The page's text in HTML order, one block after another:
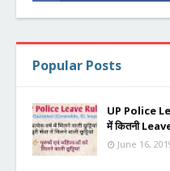
Popular Posts
UP Police
में कितनी
June 16,